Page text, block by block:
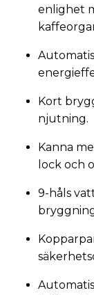
enlighet
Kort
njutning.
Kanna
lock och
9-håls